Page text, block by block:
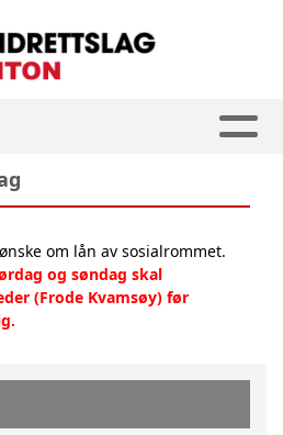
om lån av sosialrommet.
og søndag skal
(Frode Kvamsøy) før